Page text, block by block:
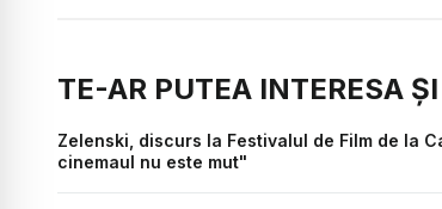
TE-AR PUTEA INTERESA ȘI
Zelenski, discurs la Festivalul de Film de la
cinemaul nu este mut"